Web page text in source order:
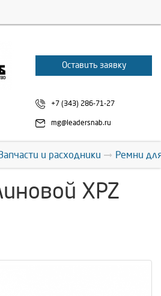
Оставить заявку
+7 (343) 286-71-27
mg@leadersnab.ru
и расходники Ремни
XPZ